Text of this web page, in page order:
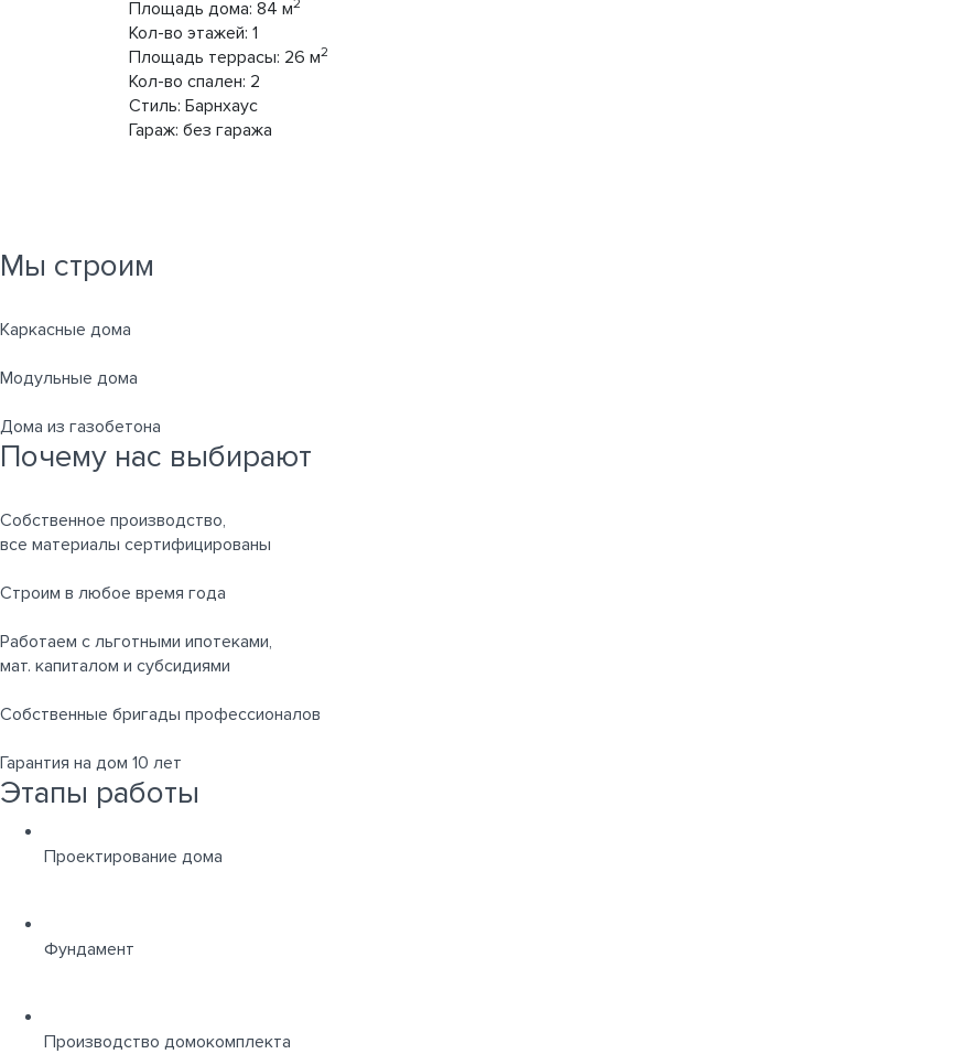
Площадь дома: 84 м2
Кол-во этажей: 1
Площадь террасы: 26 м2
Кол-во спален: 2
Стиль: Барнхаус
Гараж: без гаража
Мы строим
Каркасные дома
Модульные дома
Дома из газобетона
Почему нас выбирают
Собственное производство,
все материалы сертифицированы
Строим в любое время года
Работаем с льготными ипотеками,
мат. капиталом и субсидиями
Собственные бригады профессионалов
Гарантия на дом 10 лет
Этапы работы
Проектирование дома
Фундамент
Производство домокомплекта